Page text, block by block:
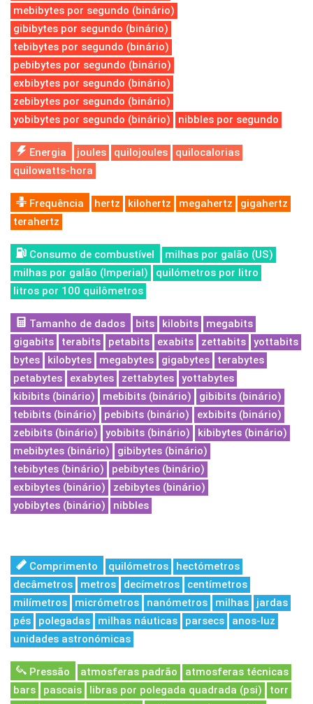
mebibytes por segundo (binário)
gibibytes por segundo (binário)
tebibytes por segundo (binário)
pebibytes por segundo (binário)
exbibytes por segundo (binário)
zebibytes por segundo (binário)
yobibytes por segundo (binário)
nibbles por segundo
Energia joules quilojoules
quilocalorias
quilowatts-hora
Frequência hertz kilohertz megahertz
gigahertz
terahertz
Consumo de combustível
milhas por galão (US)
milhas por galão (Imperial)
quilómetros por litro
litros por 100 quilômetros
Tamanho de dados bits kilobits
megabits
gigabits
terabits petabits exabits zettabits
yottabits
bytes
kilobytes megabytes gigabytes
terabytes
petabytes
exabytes zettabytes
yottabytes
kibibits (binário)
mebibits (binário)
gibibits (binário)
tebibits (binário)
pebibits (binário)
exbibits (binário)
zebibits (binário)
yobibits (binário)
kibibytes (binário)
mebibytes (binário)
gibibytes (binário)
tebibytes (binário)
pebibytes (binário)
exbibytes (binário)
zebibytes (binário)
yobibytes (binário)
nibbles
Comprimento quilómetros
hectómetros
decâmetros
metros decímetros
centímetros
milímetros
micrómetros nanómetros milhas
jardas
pés
polegadas milhas náuticas parsecs
anos-luz
unidades astronómicas
Pressão atmosferas padrão
atmosferas técnicas
bars
pascais libras por polegada quadrada (psi)
torr